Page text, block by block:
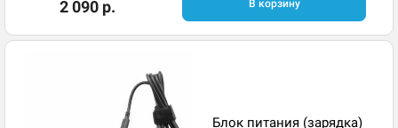
2 090 р. В корзину
Блок питания (зарядка)